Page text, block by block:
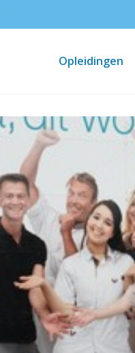
Opleidingen